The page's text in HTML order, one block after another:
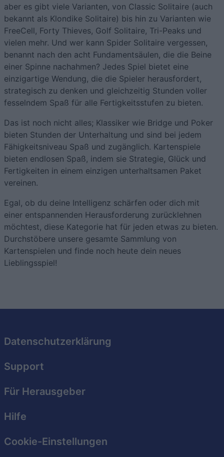
aber es gibt viele Varianten, von Classic Solitaire (auch
bekannt als Klondike Solitaire) bis hin zu Varianten wie
FreeCell, Forty Thieves, Golf Solitaire, Tri-Peaks und
vielen mehr. Und wer kann Spider Solitaire vergessen,
benannt nach den acht Fundamentsäulen, die die Beine
einer Spinne nachahmen? Jedes Spiel bietet eine
einzigartige Wendung, die die Spieler herausfordert,
strategisch zu denken und gleichzeitig Stunden voller
fesselndem Spaß für alle Fertigkeitsstufen zu bieten.
Das ist noch nicht alles; Klassiker wie Bridge und Poker
bieten Stunden der Unterhaltung und sind bei jedem
Fähigkeitsniveau Spaß und zugänglich. Kartenspiele
bieten endlosen Spaß, indem sie Strategie, Glück und
Fertigkeiten in einem einzigen unterhaltsamen Paket
vereinen.
Egal, ob du deine Intelligenz schärfen oder dich mit
einer entspannenden Herausforderung zurücklehnen
möchtest, diese Kategorie hat für jeden etwas zu bieten.
Durchstöbere unsere gesamte Sammlung von
Kartenspielen und finde noch heute dein neues
Lieblingsspiel!
Datenschutzerklärung
Support
Für Herausgeber
Hilfe
Cookie-Einstellungen